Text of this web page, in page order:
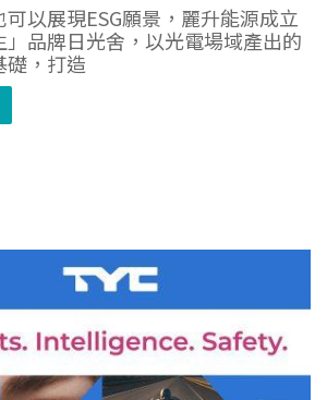
以展現ESG願景，麗升能源成立
」品牌日光舍，以光電場域產出的
礎，打造